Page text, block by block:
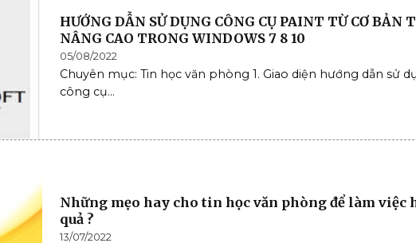
HƯỚNG DẪN SỬ DỤNG CÔNG CỤ PAINT TỪ CƠ BẢN
NÂNG CAO TRONG WINDOWS 7 8 10
05/08/2022
Chuyên mục: Tin học văn phòng 1. Giao diện hướng dẫn sử
công cụ...
Những mẹo hay cho tin học văn phòng để làm việc
quả ?
13/07/2022